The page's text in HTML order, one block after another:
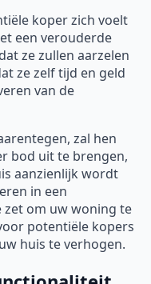
koper zich voelt
een verouderde
ze zullen aarzelen
ze zelf tijd en geld
van de
zal hen
bod uit te brengen,
aanzienlijk wordt
in een
zet om uw woning te
potentiële kopers
huis te verhogen.